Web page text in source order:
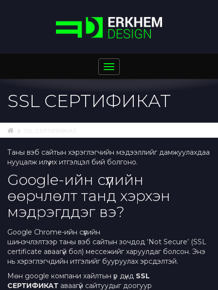
Toggle
navigation
SSL СЕРТИФИКАТ
SSL СЕРТИФИКАТ
Таны вэб сайтын хэрэглэгчийн мэдээллийг дамжуулахдаа
нууцалж илүү их итгэлцэл бий болгоно.
Google-ийн сүүлийн
өөрчлөлт танд хэрхэн
мэдрэгддэг вэ?
Google Chrome-ийн сүүлийн
шинэчлэлтээр таны вэб сайтын зочдод ‘Not Secure’ (SSL
certificate аваагүй бол) мессежийг харуулдаг болсон. Энэ
нь хэрэглэгчдийн итгэлийг бууруулах эрсдэлтэй.
Мөн google компани хайлтын үр дүнд SSL
СЕРТИФИКАТ аваагүй сайтуудыг доогуур